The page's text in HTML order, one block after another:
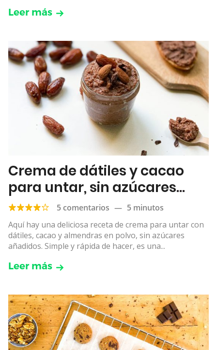
Leer más
Crema de dátiles y cacao
para untar, sin azúcares
añadidos5 comentarios — 5 minutos
Aquí hay una deliciosa receta de crema para untar con
dátiles, cacao y almendras en polvo, sin azúcares
añadidos. Simple y rápida de hacer, es una...
Leer más